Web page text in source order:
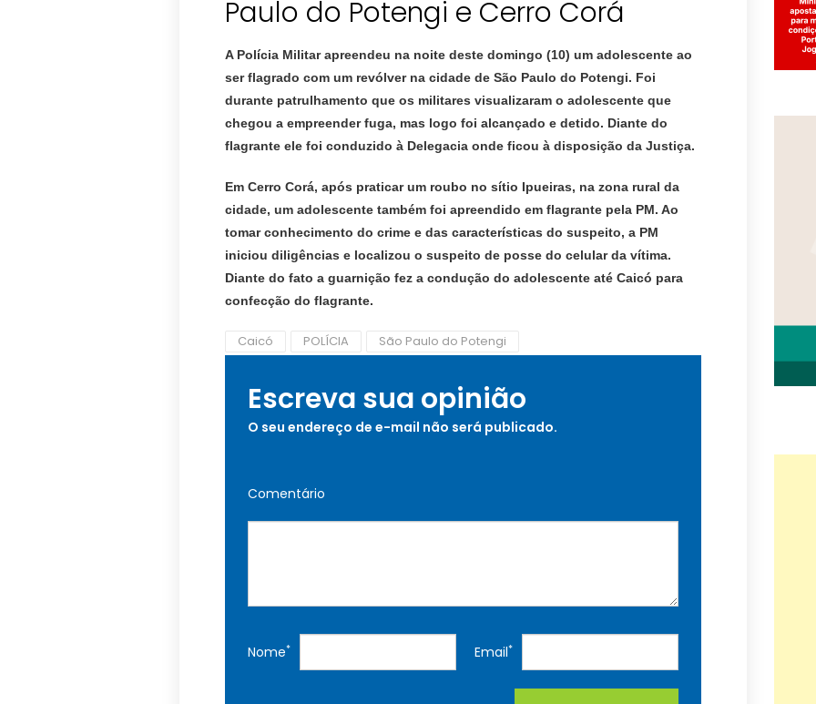
A Polícia Militar apreendeu na noite deste domingo (10) um adolescente ao
ser flagrado com um revólver na cidade de São Paulo do Potengi. Foi
durante patrulhamento que os militares visualizaram o adolescente que
chegou a empreender fuga, mas logo foi alcançado e detido. Diante do
flagrante ele foi conduzido à Delegacia onde ficou à disposição da Justiça.
Em Cerro Corá, após praticar um roubo no sítio Ipueiras, na zona rural da
cidade, um adolescente também foi apreendido em flagrante pela PM. Ao
tomar conhecimento do crime e das características do suspeito, a PM
iniciou diligências e localizou o suspeito de posse do celular da vítima.
Diante do fato a guarnição fez a condução do adolescente até Caicó para
confecção do flagrante.
Caicó POLÍCIA São Paulo do Potengi
Escreva sua opinião
O seu endereço de e-mail não será publicado.
Comentário
Nome* Email*